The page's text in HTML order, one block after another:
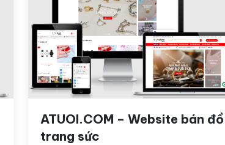
ATUOI.COM – Website bán đồ
trang sức